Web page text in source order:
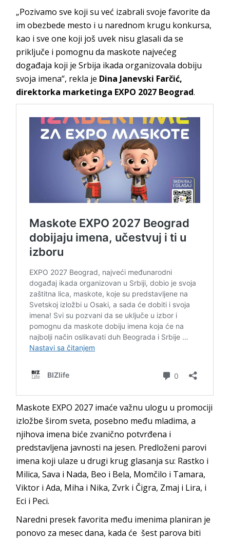
„Pozivamo sve koji su već izabrali svoje favorite da
im obezbede mesto i u narednom krugu konkursa,
kao i sve one koji još uvek nisu glasali da se
priključe i pomognu da maskote najvećeg
događaja koji je Srbija ikada organizovala dobiju
svoja imena“, rekla je Dina Janevski Farčić,
direktorka marketinga EXPO 2027 Beograd.
Maskote EXPO 2027 imaće važnu ulogu u promociji
izložbe širom sveta, posebno među mladima, a
njihova imena biće zvanično potvrđena i
predstavljena javnosti na jesen. Predloženi parovi
imena koji ulaze u drugi krug glasanja su: Rastko i
Milica, Sava i Nada, Beo i Bela, Momčilo i Tamara,
Viktor i Ada, Miha i Nika, Zvrk i Čigra, Zmaj i Lira, i
Eci i Peci.
Naredni presek favorita među imenima planiran je
ponovo za mesec dana, kada će šest parova biti